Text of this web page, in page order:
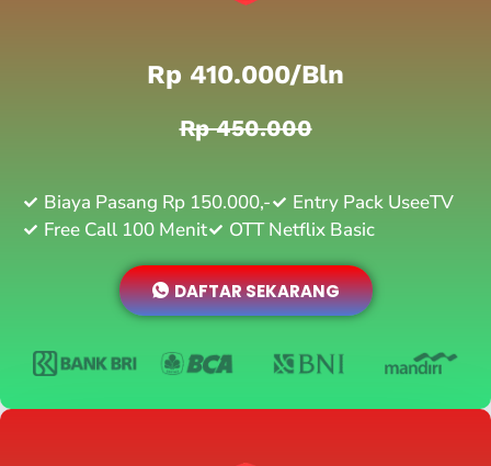
Rp 410.000/bln
Rp 450.000
Biaya Pasang Rp 150.000,-
Entry Pack UseeTV
Free Call 100 Menit
OTT Netflix Basic
DAFTAR SEKARANG